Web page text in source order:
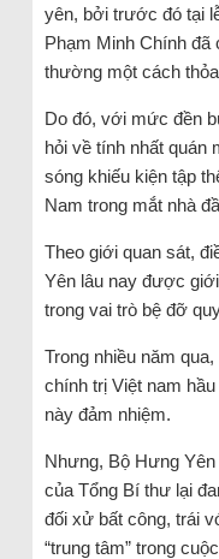
yên, bởi trước đó tại
Phạm Minh Chính đã
thường một cách thỏa
Do đó, với mức đền
hỏi về tính nhất quán
sóng khiếu kiện tập
Nam trong mắt nhà
Theo giới quan sát,
Yên lâu nay được giới
trong vai trò bệ đỡ
Trong nhiều năm
chính trị Việt nam
này đảm nhiệm.
Nhưng, Bộ Hưng
của Tổng Bí thư lại
đối xử bất công, trái
“trung tâm” trong